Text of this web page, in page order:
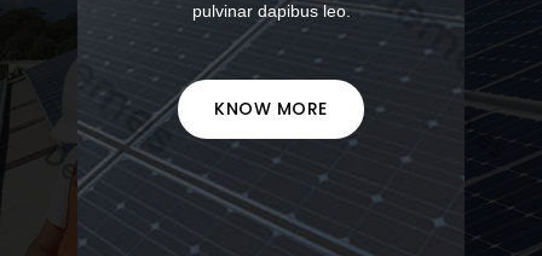
pulvinar dapibus leo.
KNOW MORE